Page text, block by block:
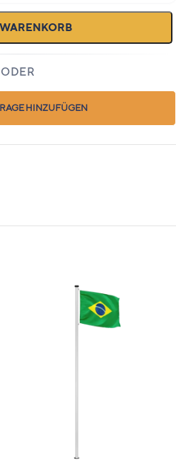
HINZUFÜGEN